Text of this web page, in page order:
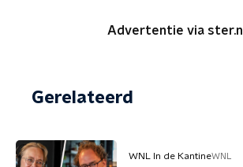
Advertentie via ster.nl
Gerelateerd
WNL In de KantineWNL